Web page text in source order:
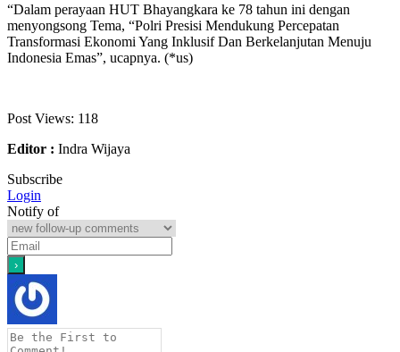
“Dalam perayaan HUT Bhayangkara ke 78 tahun ini dengan
menyongsong Tema, “Polri Presisi Mendukung Percepatan
Transformasi Ekonomi Yang Inklusif Dan Berkelanjutan Menuju
Indonesia Emas”, ucapnya. (*us)
Post Views: 118
Editor : Indra Wijaya
Subscribe
Login
Notify of